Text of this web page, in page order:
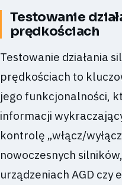
Testowanie
prędkościach
Testowanie działania
prędkościach to
jego funkcjonalności,
informacji
kontrolę „włącz/
nowoczesnych
urządzeniach AGD czy